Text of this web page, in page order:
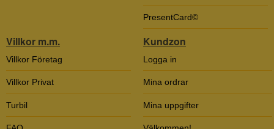
PresentCard©
Villkor m.m.
Villkor Företag
Villkor Privat
Turbil
Kundzon
Logga in
Mina ordrar
Mina uppgifter